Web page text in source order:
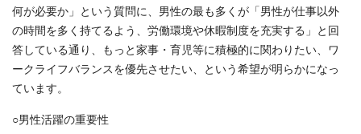
何が必要か」という質問に、男性の最も多くが「男性が仕事以外
の時間を多く持てるよう、労働環境や休暇制度を充実する」と回
答している通り、もっと家事・育児等に積極的に関わりたい、ワ
ークライフバランスを優先させたい、という希望が明らかになっ
ています。
○男性活躍の重要性